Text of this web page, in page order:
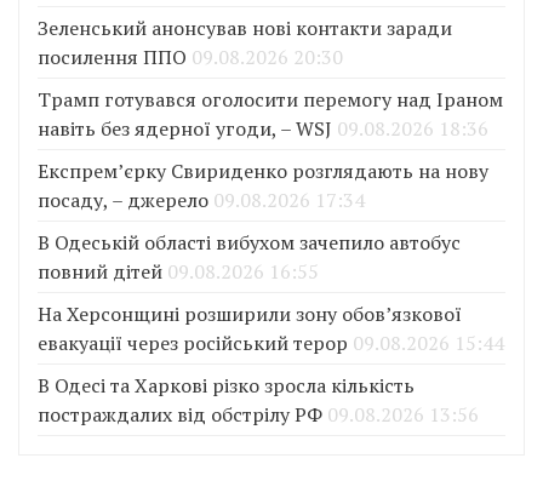
Зеленський анонсував нові контакти заради
посилення ППО 09.08.2026 20:30
Трамп готувався оголосити перемогу над Іраном
навіть без ядерної угоди, – WSJ 09.08.2026 18:36
Експрем’єрку Свириденко розглядають на нову
посаду, – джерело 09.08.2026 17:34
В Одеській області вибухом зачепило автобус
повний дітей 09.08.2026 16:55
На Херсонщині розширили зону обов’язкової
евакуації через російський терор 09.08.2026 15:44
В Одесі та Харкові різко зросла кількість
постраждалих від обстрілу РФ 09.08.2026 13:56